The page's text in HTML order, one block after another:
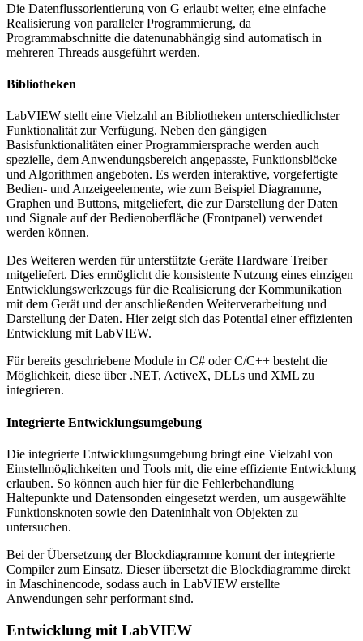
Die Datenflussorientierung von G erlaubt weiter, eine einfache
Realisierung von paralleler Programmierung, da
Programmabschnitte die datenunabhängig sind automatisch in
mehreren Threads ausgeführt werden.
Bibliotheken
LabVIEW stellt eine Vielzahl an Bibliotheken unterschiedlichster
Funktionalität zur Verfügung. Neben den gängigen
Basisfunktionalitäten einer Programmiersprache werden auch
spezielle, dem Anwendungsbereich angepasste, Funktionsblöcke
und Algorithmen angeboten. Es werden interaktive, vorgefertigte
Bedien- und Anzeigeelemente, wie zum Beispiel Diagramme,
Graphen und Buttons, mitgeliefert, die zur Darstellung der Daten
und Signale auf der Bedienoberfläche (Frontpanel) verwendet
werden können.
Des Weiteren werden für unterstützte Geräte Hardware Treiber
mitgeliefert. Dies ermöglicht die konsistente Nutzung eines einzigen
Entwicklungswerkzeugs für die Realisierung der Kommunikation
mit dem Gerät und der anschließenden Weiterverarbeitung und
Darstellung der Daten. Hier zeigt sich das Potential einer effizienten
Entwicklung mit LabVIEW.
Für bereits geschriebene Module in C# oder C/C++ besteht die
Möglichkeit, diese über .NET, ActiveX, DLLs und XML zu
integrieren.
Integrierte Entwicklungsumgebung
Die integrierte Entwicklungsumgebung bringt eine Vielzahl von
Einstellmöglichkeiten und Tools mit, die eine effiziente Entwicklung
erlauben. So können auch hier für die Fehlerbehandlung
Haltepunkte und Datensonden eingesetzt werden, um ausgewählte
Funktionsknoten sowie den Dateninhalt von Objekten zu
untersuchen.
Bei der Übersetzung der Blockdiagramme kommt der integrierte
Compiler zum Einsatz. Dieser übersetzt die Blockdiagramme direkt
in Maschinencode, sodass auch in LabVIEW erstellte
Anwendungen sehr performant sind.
Entwicklung mit LabVIEW